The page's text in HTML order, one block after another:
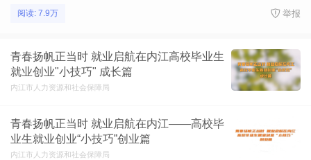
阅读: 7.9万 举报
青春扬帆正当时 就业启航在内江高校毕业生
就业创业"小技巧" 成长篇
内江市人力资源和社会保障局
青春扬帆正当时 就业启航在内江——高校毕
业生就业创业“小技巧”创业篇
内江市人力资源和社会保障局